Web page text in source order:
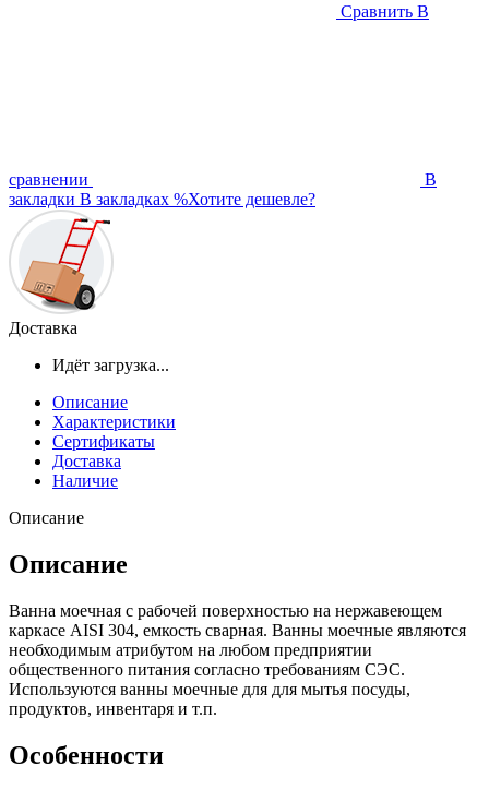
Сравнить В
сравнении
В
закладки В закладках %Хотите дешевле?
Доставка
Идёт загрузка...
Описание
Характеристики
Сертификаты
Доставка
Наличие
Описание
Описание
Ванна моечная с рабочей поверхностью на нержавеющем
каркасе AISI 304, емкость сварная. Ванны моечные являются
необходимым атрибутом на любом предприятии
общественного питания согласно требованиям СЭС.
Используются ванны моечные для для мытья посуды,
продуктов, инвентаря и т.п.
Особенности